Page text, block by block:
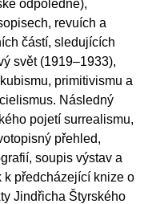
odpoledne),
revuích a
částí, sledujících
svět (1919–1933),
primitivismu a
Následný
pojetí surrealismu,
přehled,
soupis výstav a
k předcházející knize o
Jindřicha Štyrského